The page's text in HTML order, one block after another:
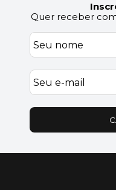
Quer receber